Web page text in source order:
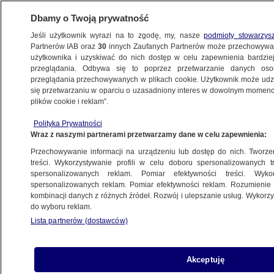
ŚWIAT
historyczny i fundamentalny błąd
4.06.2022, 06:28
Udostępnij
Dbamy o Twoją prywatność
Jeśli użytkownik wyrazi na to zgodę, my, naszepodmioty
Partnerów IAB oraz30 innych Zaufanych Partnerów może
użytkownika i uzyskiwać do nich dostęp w celu zapewnienia
przeglądania. Odbywa się to poprzez przetwarzanie danych
przeglądania przechowywanych w plikach cookie. Użytkownik może
się przetwarzaniu w oparciu o uzasadniony interes w dowolnym
plików cookie i reklam”.
Polityka Prywatności
Wraz z naszymi partnerami przetwarzamy dane w celu zapewnienia:
Przechowywanie informacji na urządzeniu lub dostęp do nich.
treści. Wykorzystywanie profili w celu doboru spersonalizowanych
spersonalizowanych reklam. Pomiar efektywności treści.
spersonalizowanych reklam. Pomiar efektywności reklam.
kombinacji danych z różnych źródeł. Rozwój i ulepszanie usług.
do wyboru reklam.
Lista partnerów (dostawców)
Akceptuję